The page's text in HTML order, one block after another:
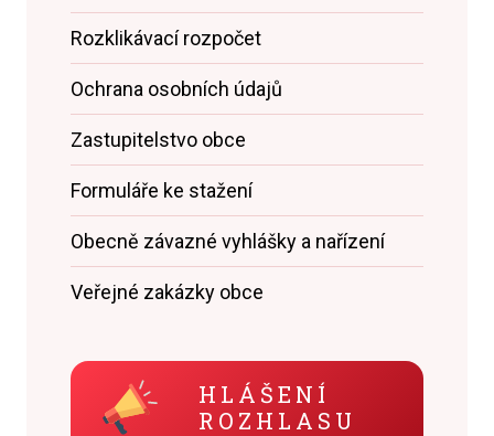
Rozklikávací rozpočet
Ochrana osobních údajů
Zastupitelstvo obce
Formuláře ke stažení
Obecně závazné vyhlášky a nařízení
Veřejné zakázky obce
HLÁŠENÍ
ROZHLASU